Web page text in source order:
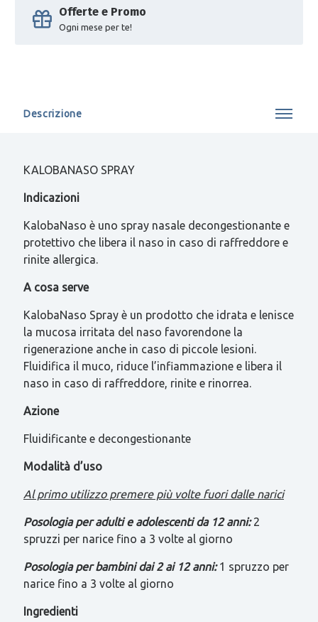
Offerte e Promo
Ogni mese per te!
Descrizione
KALOBANASO SPRAY
Indicazioni
KalobaNaso è uno spray nasale decongestionante e
protettivo che libera il naso in caso di raffreddore e
rinite allergica.
A cosa serve
KalobaNaso Spray è un prodotto che idrata e lenisce
la mucosa irritata del naso favorendone la
rigenerazione anche in caso di piccole lesioni.
Fluidifica il muco, riduce l’infiammazione e libera il
naso in caso di raffreddore, rinite e rinorrea.
Azione
Fluidificante e decongestionante
Modalità d’uso
Al primo utilizzo premere più volte fuori dalle narici
Posologia per adulti e adolescenti da 12 anni:2
spruzzi per narice fino a 3 volte al giorno
Posologia per bambini dai 2 ai 12 anni: 1 spruzzo per
narice fino a 3 volte al giorno
Ingredienti